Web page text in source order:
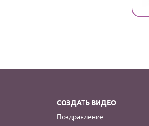
СОЗДАТЬ ВИДЕО
Поздравление